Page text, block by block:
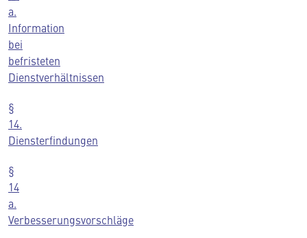
a.
Information
bei
befristeten
Dienstverhältnissen
§
14.
Diensterfindungen
§
14
a.
Verbesserungsvorschläge